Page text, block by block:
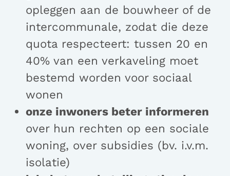
opleggen aan de bouwheer of de
intercommunale, zodat die deze
quota respecteert: tussen 20 en
40% van een verkaveling moet
bestemd worden voor sociaal
wonen
onze inwoners beter informeren
over hun rechten op een sociale
woning, over subsidies (bv. i.v.m.
isolatie)